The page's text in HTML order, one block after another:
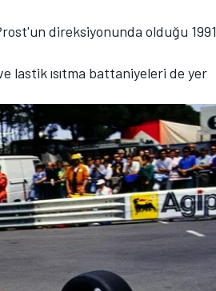
direksiyonunda olduğu 1991
lastik ısıtma battaniyeleri de yer